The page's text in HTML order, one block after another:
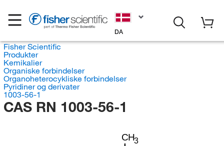
DA
Fisher Scientific
Produkter
Kemikalier
Organiske forbindelser
Organoheterocykliske forbindelser
Pyridiner og derivater
1003-56-1
CAS RN 1003-56-1
CH3